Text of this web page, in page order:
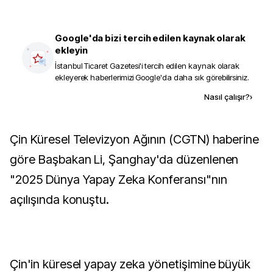
Google'da bizi tercih edilen kaynak olarak
ekleyin
İstanbul Ticaret Gazetesi'i tercih edilen kaynak olarak
ekleyerek haberlerimizi Google'da daha sık görebilirsiniz.
Nasıl çalışır?›
Çin Küresel Televizyon Ağının (CGTN) haberine
göre Başbakan Li, Şanghay'da düzenlenen
"2025 Dünya Yapay Zeka Konferansı"nın
açılışında konuştu.
Çin'in küresel yapay zeka yönetişimine büyük